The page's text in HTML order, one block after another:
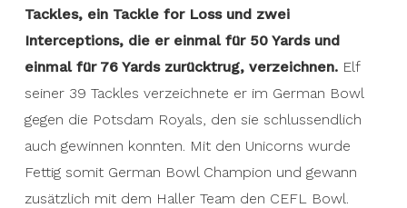
Tackles, ein Tackle for Loss und zwei
Interceptions, die er einmal für 50 Yards und
einmal für 76 Yards zurücktrug, verzeichnen.Elf
seiner 39 Tackles verzeichnete er im German Bowl
gegen die Potsdam Royals, den sie schlussendlich
auch gewinnen konnten. Mit den Unicorns wurde
Fettig somit German Bowl Champion und gewann
zusätzlich mit dem Haller Team den CEFL Bowl.